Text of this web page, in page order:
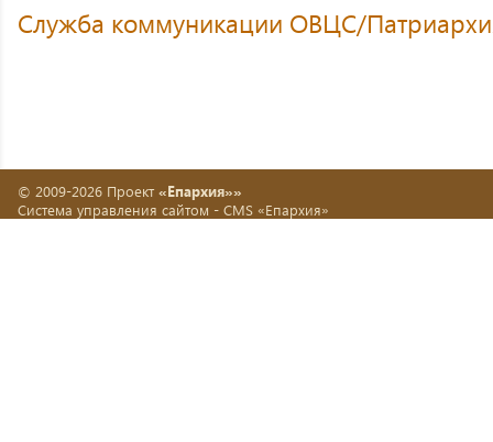
Служба коммуникации ОВЦС/
© 2009-2026 Проект «Епархия»»
Система управления сайтом - CMS «Епархия»